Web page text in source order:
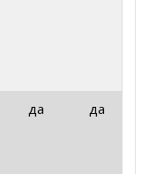
да да